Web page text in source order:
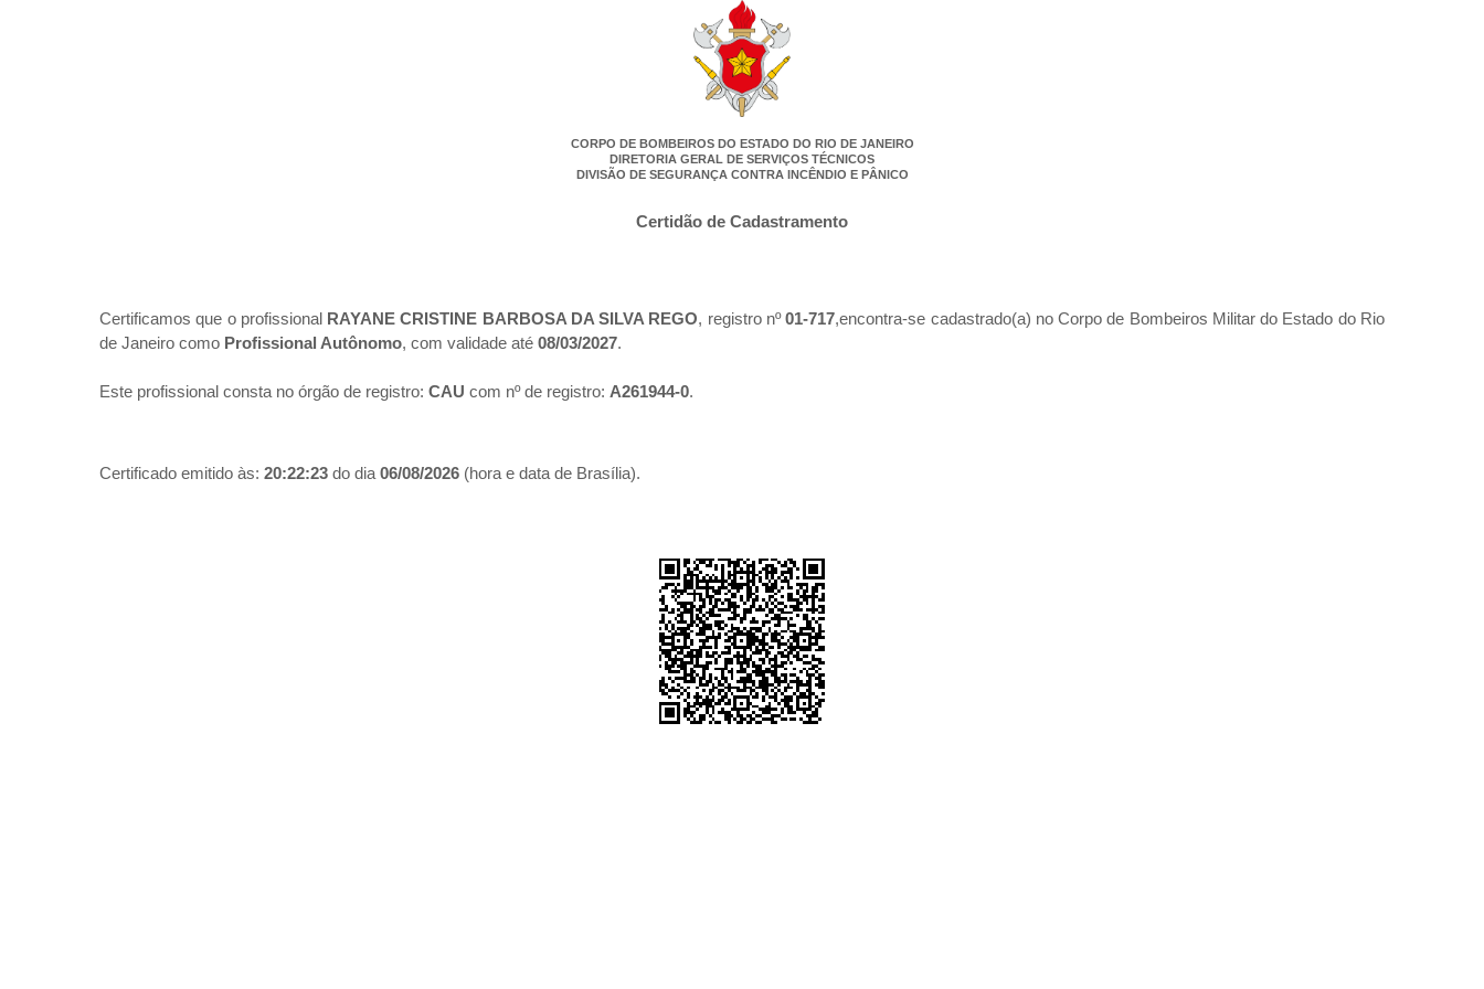
CORPO DE BOMBEIROS DO ESTADO DO RIO DE JANEIRO
DIRETORIA GERAL DE SERVIÇOS TÉCNICOS
DIVISÃO DE SEGURANÇA CONTRA INCÊNDIO E PÂNICO
Certidão de Cadastramento
Certificamos que o profissional RAYANE CRISTINE BARBOSA DA SILVA REGO, registro nº01-717,encontra-se cadastrado(a) no Corpo de Bombeiros Militar do Estado do Rio
de Janeiro como Profissional Autônomo, com validade até 08/03/2027.
Este profissional consta no órgão de registro: CAU com nº de registro: A261944-0.
Certificado emitido às: 20:22:23 do dia 06/08/2026 (hora e data de Brasília).